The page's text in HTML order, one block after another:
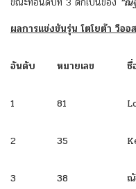
ผลการแข่งขันรุ่น โตโยต้า วีออ
อันดับ หมายเลข ชื่
1 81
2 35
3 38 ณั